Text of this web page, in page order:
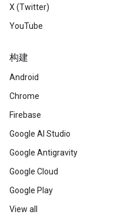
X (Twitter)
YouTube
构建
Android
Chrome
Firebase
Google AI Studio
Google Antigravity
Google Cloud
Google Play
View all